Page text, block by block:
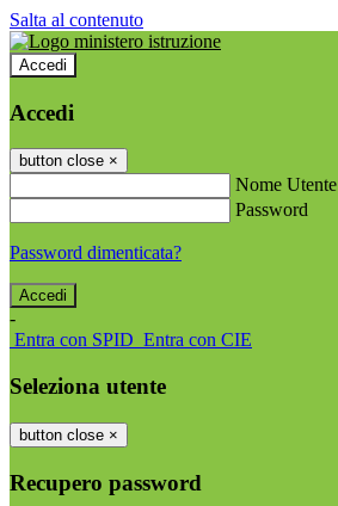
Salta al contenuto
Accedi
Accedi
button close ×
Nome Utente
Password
Password dimenticata?
-
Entra con SPID Entra con CIE
Seleziona utente
button close ×
Recupero password